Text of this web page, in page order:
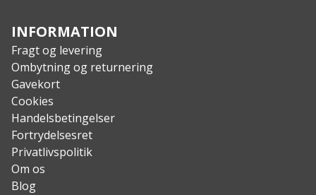
INFORMATION
Fragt og levering
Ombytning og returnering
Gavekort
Cookies
Handelsbetingelser
Fortrydelsesret
Privatlivspolitik
Om os
Blog